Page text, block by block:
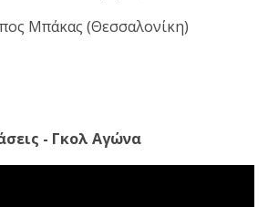
Μπάκας (Θεσσαλονίκη)
- Γκολ Αγώνα